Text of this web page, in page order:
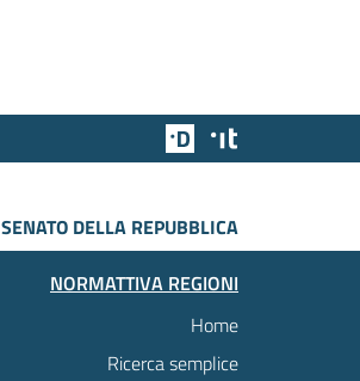
Team Digitale
SENATO DELLA REPUBBLICA
NORMATTIVA REGIONI
Home
Ricerca semplice